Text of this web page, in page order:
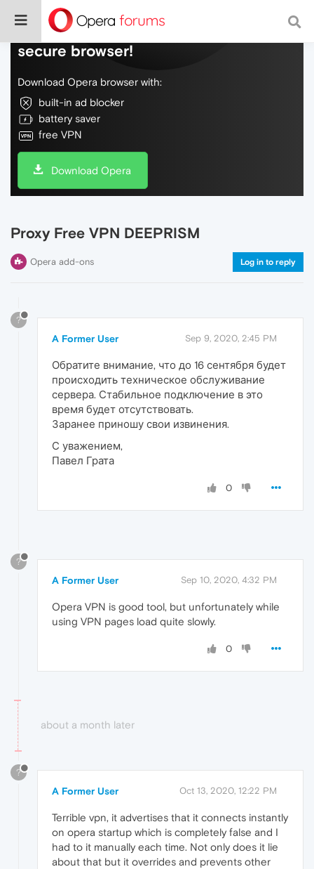
Do more on the web, with a fast and
secure browser!
Download Opera browser with:
built-in ad blocker
battery saver
free VPN
Download Opera
Proxy Free VPN DEEPRISM
Opera add-ons Log in to reply
?
A Former User Sep 9, 2020, 2:45 PM
Обратите внимание, что до 16 сентября будет
происходить техническое обслуживание
сервера. Стабильное подключение в это
время будет отсутствовать.
Заранее приношу свои извинения.
С уважением,
Павел Грата
0
?
A Former User Sep 10, 2020, 4:32 PM
Opera VPN is good tool, but unfortunately while
using VPN pages load quite slowly.
0
about a month later
?
A Former User Oct 13, 2020, 12:22 PM
Terrible vpn, it advertises that it connects instantly
on opera startup which is completely false and I
had to it manually each time. Not only does it lie
about that but it overrides and prevents other